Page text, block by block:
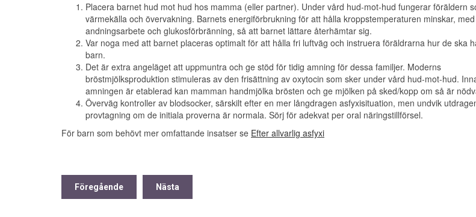
Placera barnet hud mot hud hos mamma (eller partner). Under vård hud-mot-hud fungerar föräldern
värmekälla och övervakning. Barnets energiförbrukning för att hålla kroppstemperaturen minskar,
andningsarbete och glukosförbränning, så att barnet lättare återhämtar sig.
Var noga med att barnet placeras optimalt för att hålla fri luftväg och instruera föräldrarna hur de ska
barn.
Det är extra angeläget att uppmuntra och ge stöd för tidig amning för dessa familjer. Moderns
bröstmjölksproduktion stimuleras av den frisättning av oxytocin som sker under vård hud-mot-hud.
amningen är etablerad kan mamman handmjölka brösten och ge mjölken på sked/kopp om så är
Överväg kontroller av blodsocker, särskilt efter en mer långdragen asfyxisituation, men undvik
provtagning om de initiala proverna är normala. Sörj för adekvat per oral näringstillförsel.
För barn som behövt mer omfattande insatser se Efter allvarlig asfyxi
Föregående Nästa